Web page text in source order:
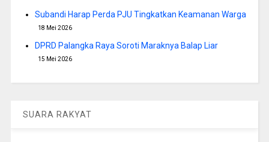
Subandi Harap Perda PJU Tingkatkan Keamanan Warga
18 Mei 2026
DPRD Palangka Raya Soroti Maraknya Balap Liar
15 Mei 2026
SUARA RAKYAT